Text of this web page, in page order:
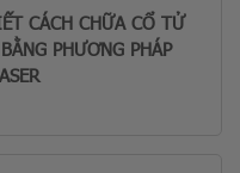
CÁCH CHỮA CỔ TỬ
PHƯƠNG PHÁP